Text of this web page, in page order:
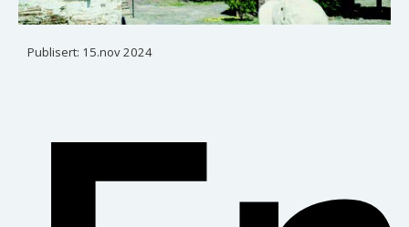
Publisert: 15.nov 2024